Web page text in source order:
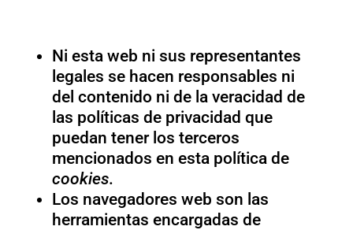
Ni esta web ni sus representantes
legales se hacen responsables ni
del contenido ni de la veracidad de
las políticas de privacidad que
puedan tener los terceros
mencionados en esta política de
cookies.
Los navegadores web son las
herramientas encargadas de